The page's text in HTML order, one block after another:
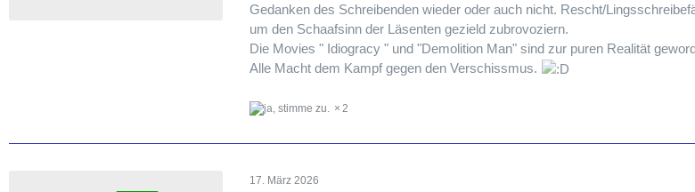
Gedanken des Schreibenden wieder oder auch nicht. Rescht/
um den Schaafsinn der Läsenten gezield zubrovoziern.
Die Movies " Idiogracy " und "Demolition Man" sind zur puren Realität
Alle Macht dem Kampf gegen den Verschissmus.
2
17. März 2026